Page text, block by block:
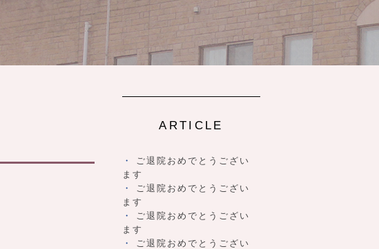
ARTICLE
ご退院おめでとうござい
ます
ご退院おめでとうござい
ます
ご退院おめでとうござい
ます
ご退院おめでとうござい